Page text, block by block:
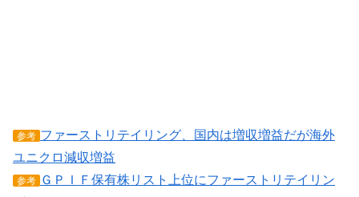
参考 ファーストリテイリング、国内は増収増益だが海外
ユニクロ減収増益
参考 ＧＰＩＦ保有株リスト上位にファーストリテイリン